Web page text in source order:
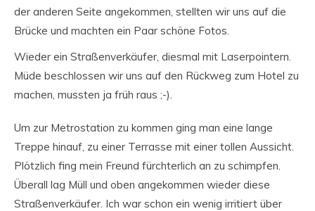
der anderen Seite angekommen, stellten wir uns auf die
Brücke und machten ein Paar schöne Fotos.
Wieder ein Straßenverkäufer, diesmal mit Laserpointern.
Müde beschlossen wir uns auf den Rückweg zum Hotel zu
machen, mussten ja früh raus ;-).
Um zur Metrostation zu kommen ging man eine lange
Treppe hinauf, zu einer Terrasse mit einer tollen Aussicht.
Plötzlich fing mein Freund fürchterlich an zu schimpfen.
Überall lag Müll und oben angekommen wieder diese
Straßenverkäufer. Ich war schon ein wenig irritiert über